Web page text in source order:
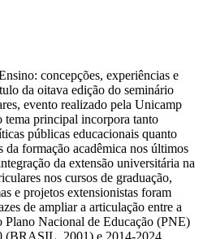
concepções, experiências e
da oitava edição do seminário
evento realizado pela Unicamp
tema principal incorpora tanto
públicas educacionais quanto
da formação acadêmica nos últimos
da extensão universitária na
nos cursos de graduação,
e projetos extensionistas foram
de ampliar a articulação entre a
Plano Nacional de Educação (PNE)
(BRASIL, 2001) e 2014-2024